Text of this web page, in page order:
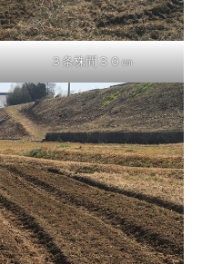
３条株間３０㎝